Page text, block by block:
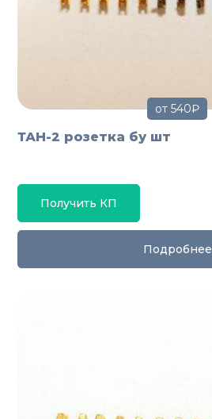
от 540₽
ТАН-2 розетка бу шт
Получить КП
Подробнее